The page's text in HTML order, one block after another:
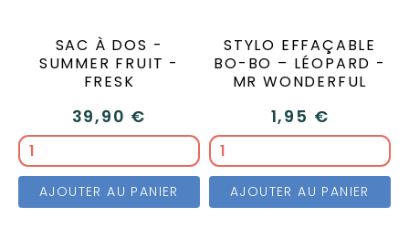
SAC À DOS -
SUMMER FRUIT -
FRESK
39,90 €
AJOUTER AU PANIER
STYLO EFFAÇABLE
BO-BO – LÉOPARD -
MR WONDERFUL
1,95 €
AJOUTER AU PANIER